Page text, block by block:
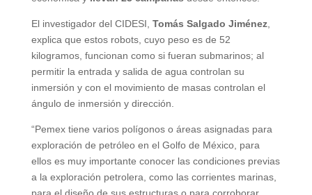
El investigador del CIDESI, Tomás Salgado Jiménez,
explica que estos robots, cuyo peso es de 52
kilogramos, funcionan como si fueran submarinos; al
permitir la entrada y salida de agua controlan su
inmersión y con el movimiento de masas controlan el
ángulo de inmersión y dirección.
“Pemex tiene varios polígonos o áreas asignadas para
exploración de petróleo en el Golfo de México, para
ellos es muy importante conocer las condiciones previas
a la exploración petrolera, como las corrientes marinas,
para el diseño de sus estructuras o para corroborar